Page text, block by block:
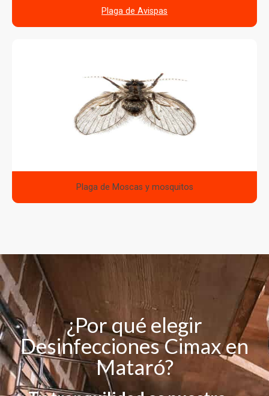
Plaga de Avispas
Plaga de Moscas y mosquitos
¿Por qué elegir
Desinfecciones Cimax en
Mataró?